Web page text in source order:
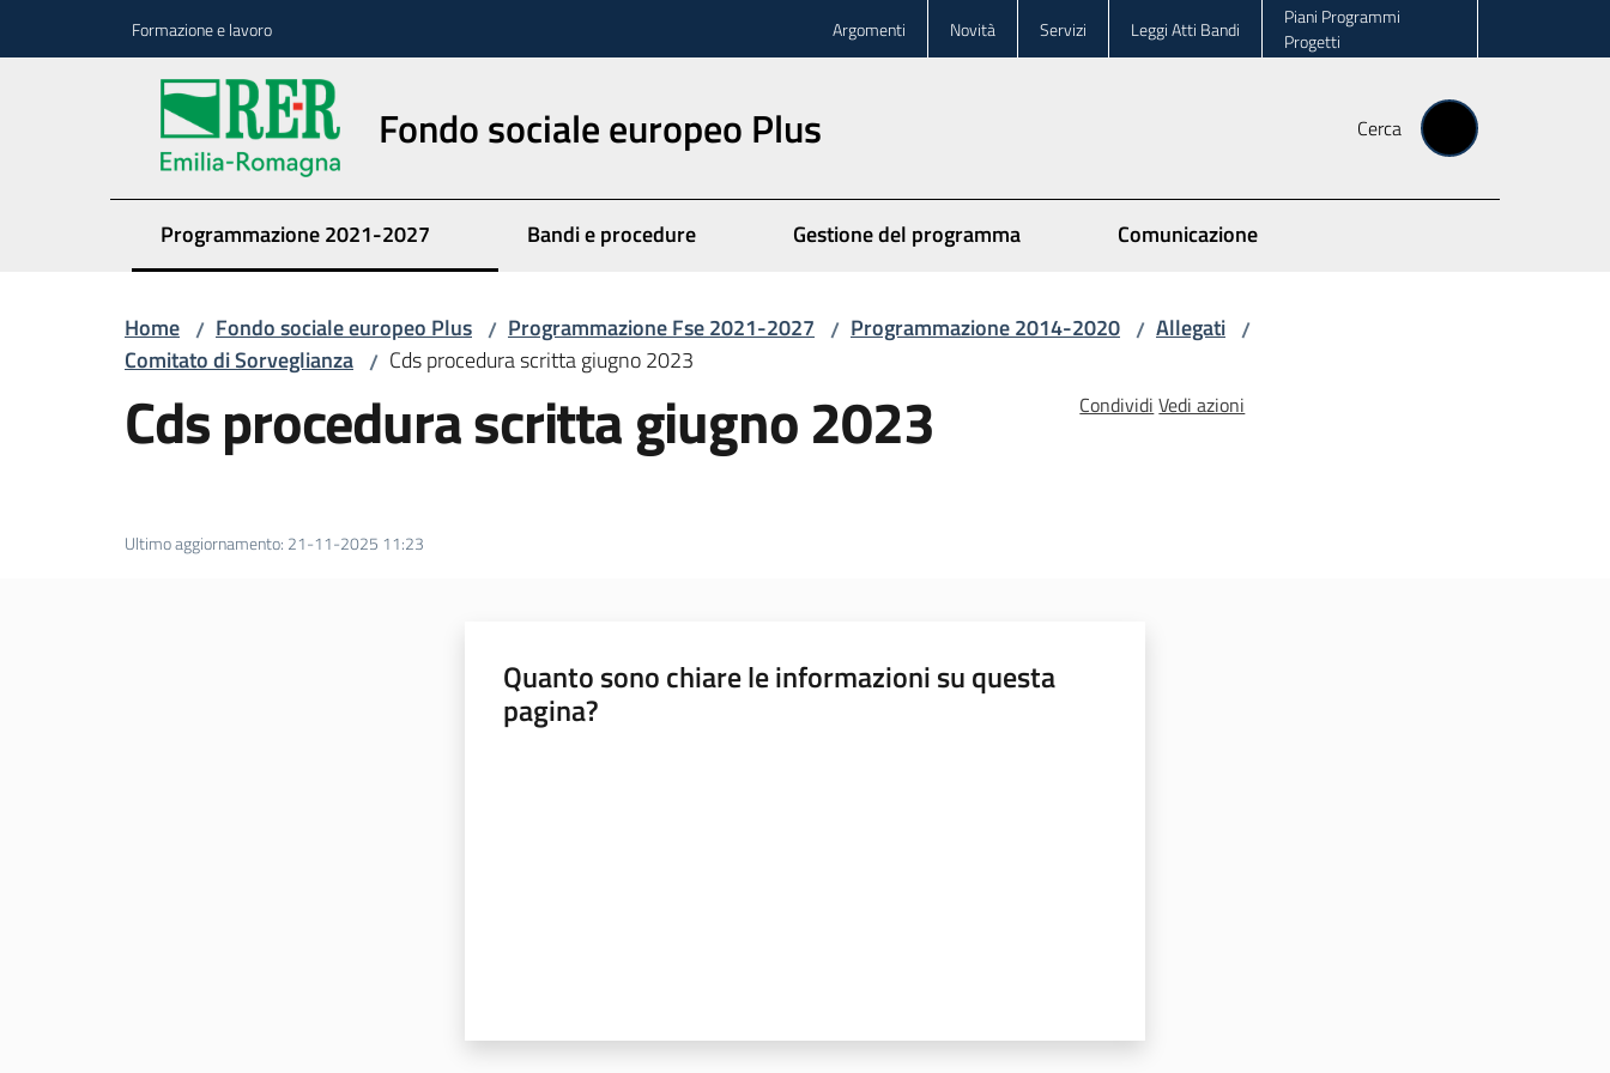
Formazione e lavoro Argomenti Novità Servizi Leggi Atti Bandi
Piani Programmi
Progetti
Fondo sociale europeo Plus Cerca
Programmazione 2021-2027 Bandi e procedure Gestione del programma Comunicazione
Home / Fondo sociale europeo Plus / Programmazione Fse 2021-2027 / Programmazione 2014-2020 / Allegati /
Comitato di Sorveglianza / Cds procedura scritta giugno 2023
Cds procedura scritta giugno 2023 Condividi Vedi azioni
Ultimo aggiornamento: 21-11-2025 11:23
Quanto sono chiare le informazioni su questa
pagina?